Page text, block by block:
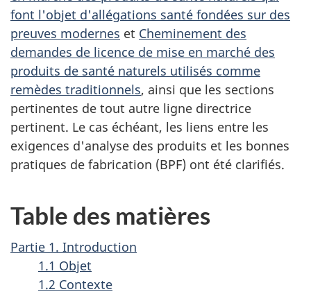
font l'objet d'allégations santé fondées sur des
preuves modernes et Cheminement des
demandes de licence de mise en marché des
produits de santé naturels utilisés comme
remèdes traditionnels, ainsi que les sections
pertinentes de tout autre ligne directrice
pertinent. Le cas échéant, les liens entre les
exigences d'analyse des produits et les bonnes
pratiques de fabrication (BPF) ont été clarifiés.
Table des matières
Partie 1. Introduction
1.1 Objet
1.2 Contexte